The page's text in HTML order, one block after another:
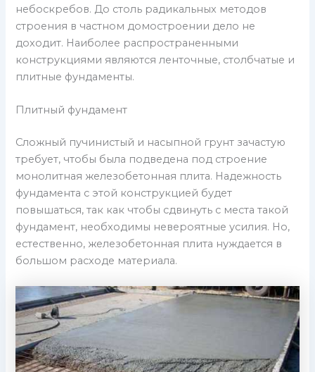
небоскребов. До столь радикальных методов
строения в частном домостроении дело не
доходит. Наиболее распространенными
конструкциями являются ленточные, столбчатые и
плитные фундаменты.
Плитный фундамент
Сложный пучинистый и насыпной грунт зачастую
требует, чтобы была подведена под строение
монолитная железобетонная плита. Надежность
фундамента с этой конструкцией будет
повышаться, так как чтобы сдвинуть с места такой
фундамент, необходимы невероятные усилия. Но,
естественно, железобетонная плита нуждается в
большом расходе материала.